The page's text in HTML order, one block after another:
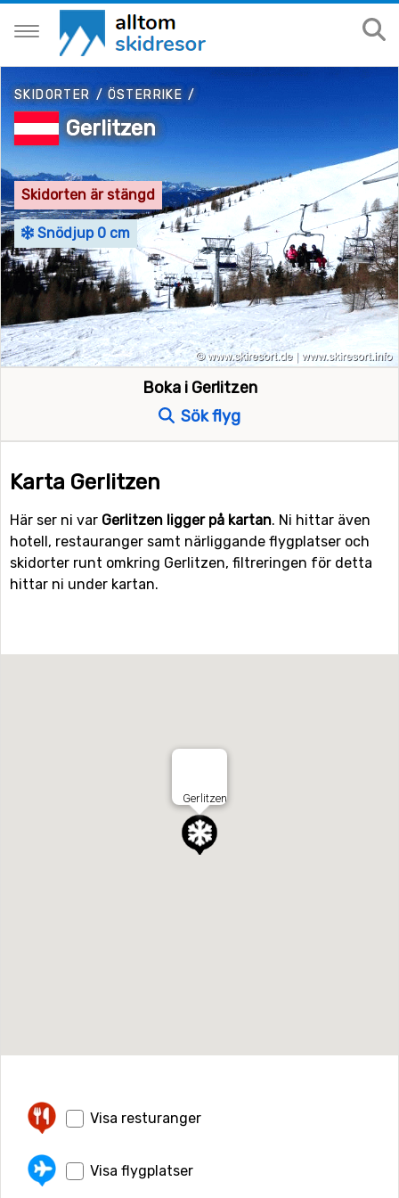
SKIDORTER / ÖSTERRIKE /
Gerlitzen
Skidorten är stängd
Snödjup 0 cm
Boka i Gerlitzen
Sök flyg
Karta Gerlitzen
Här ser ni var Gerlitzen ligger på kartan. Ni hittar även
hotell, restauranger samt närliggande flygplatser och
skidorter runt omkring Gerlitzen, filtreringen för detta
hittar ni under kartan.
Gerlitzen
Visa resturanger
Visa flygplatser